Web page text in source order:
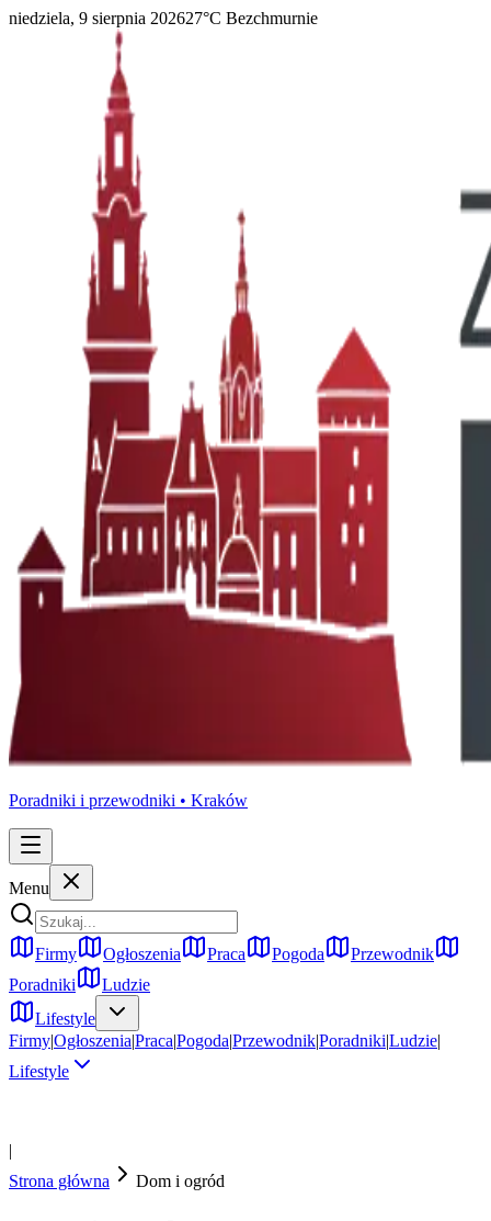
niedziela, 9 sierpnia 202627°C Bezchmurnie
Poradniki i przewodniki • Kraków
Menu
Firmy Ogłoszenia Praca Pogoda
Przewodnik
Poradniki
Ludzie
Lifestyle
Firmy|Ogłoszenia|Praca|Pogoda|Przewodnik|Poradniki|Ludzie|
Lifestyle
|
Strona główna
Dom i ogród